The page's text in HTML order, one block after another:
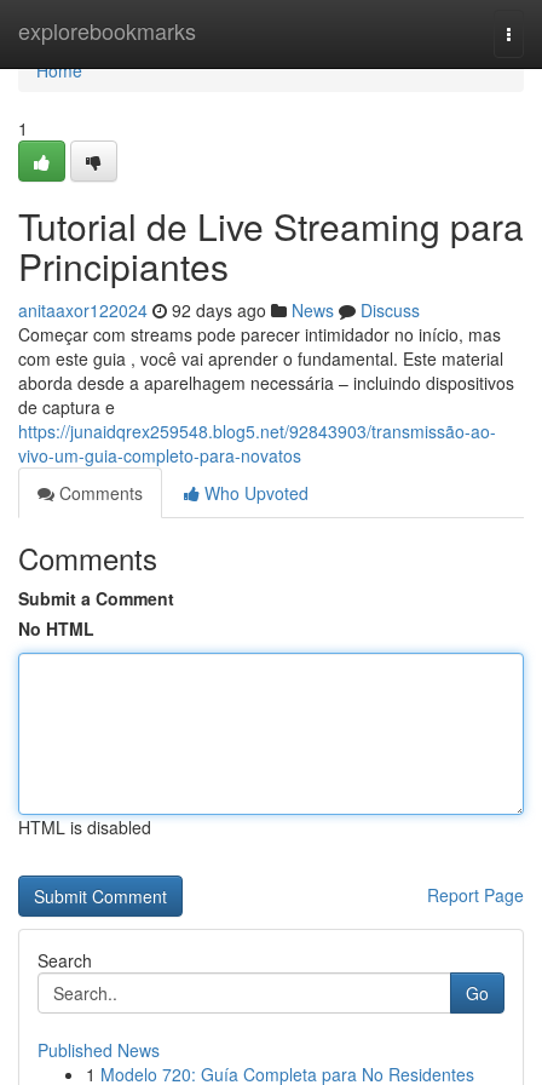
explorebookmarks
Home
Home
1
Tutorial de Live Streaming para
Principiantes
anitaaxor122024 92 days ago News
Discuss
Começar com streams pode parecer intimidador no início, mas
com este guia , você vai aprender o fundamental. Este material
aborda desde a aparelhagem necessária – incluindo dispositivos
de captura e
https://junaidqrex259548.blog5.net/92843903/transmissão-ao-
vivo-um-guia-completo-para-novatos
Comments
Who Upvoted
Comments
Submit a Comment
No HTML
HTML is disabled
Report Page
Search
Go
Published News
1 Modelo 720: Guía Completa para No Residentes